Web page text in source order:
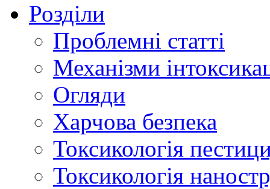
Розділи
Проблемні статті
Механізми
Огляди
Харчова безпека
Токсикологія
Токсикологія